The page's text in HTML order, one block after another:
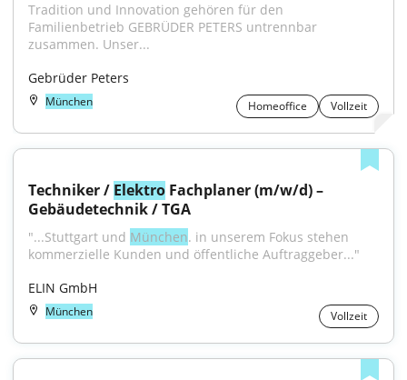
Tradition und Innovation gehören für den
Familienbetrieb GEBRÜDER PETERS untrennbar
zusammen. Unser...
Gebrüder Peters
München Homeoffice Vollzeit
Techniker / Elektro Fachplaner (m/w/d) –
Gebäudetechnik / TGA
"...Stuttgart und München. in unserem Fokus stehen
kommerzielle Kunden und öffentliche Auftraggeber..."
ELIN GmbH
München Vollzeit